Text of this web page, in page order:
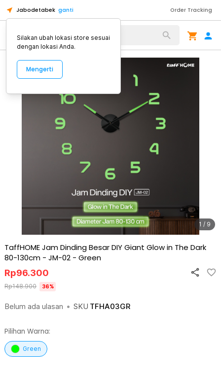
Jabodetabek ganti Order Tracking
Alat Kopi
1 / 9
TaffHOME Jam Dinding Besar DIY Giant Glow in The Dark
80-130cm - JM-02 - Green
Belum ada ulasan • SKU TFHA03GR
Rp96.300
Rp148.900 36%
Pilihan Warna:
Green
Silakan ubah lokasi store sesuai
dengan lokasi Anda.
Mengerti